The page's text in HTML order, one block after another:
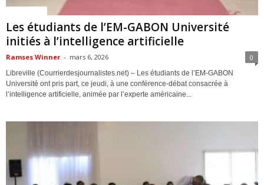
Les étudiants de l’EM-GABON Université
initiés à l’intelligence artificielle
Ramses Winner - mars 6, 2026 0
Libreville (Courrierdesjournalistes.net) – Les étudiants de l’EM-GABON
Université ont pris part, ce jeudi, à une conférence-débat consacrée à
l’intelligence artificielle, animée par l’experte américaine...